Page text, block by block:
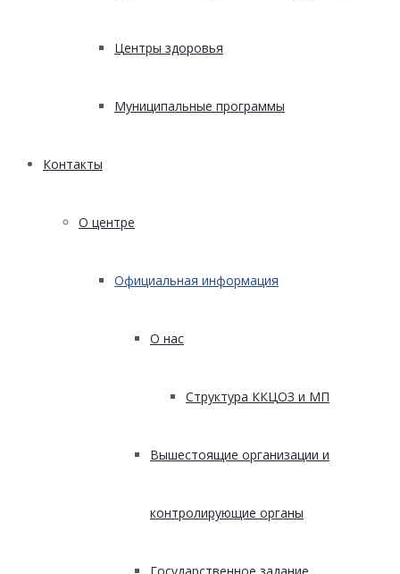
Центры здоровья
Муниципальные программы
Контакты
О центре
Официальная информация
О нас
Структура ККЦОЗ и МП
Вышестоящие организации и
контролирующие органы